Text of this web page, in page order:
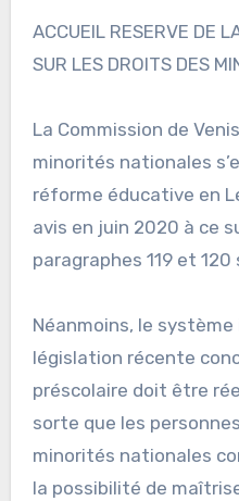
ACCUEIL RESERVE DE
SUR LES DROITS DES
La Commission de
minorités nationales
réforme éducative en
avis en juin 2020 à ce
paragraphes 119 et 120
Néanmoins, le
législation récente
préscolaire doit être
sorte que les
minorités nationales
la possibilité de